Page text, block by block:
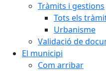
Tràmits i gestions
Tots els
Urbanisme
Validació de
El municipi
Com arribar